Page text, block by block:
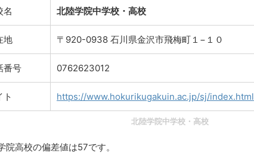
名 北陸学院中学校・高校
地 〒920-0938 石川県金沢市飛梅町１−１０
番号 0762623012
ト https://www.hokurikugakuin.ac.jp/sj/index.html
北陸学院中学校・高校
院高校の偏差値は57です。